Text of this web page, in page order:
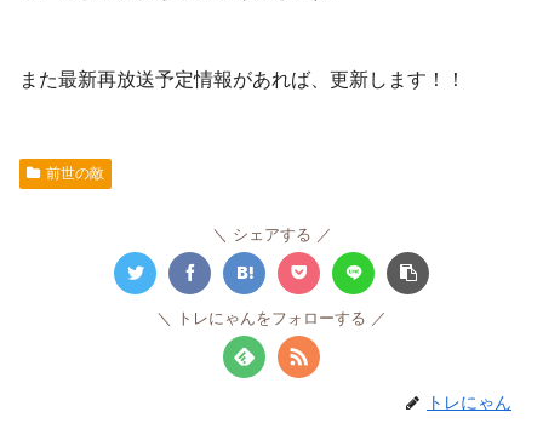
また最新再放送予定情報があれば、更新します！！
前世の敵
シェアする
トレにゃんをフォローする
トレにゃん